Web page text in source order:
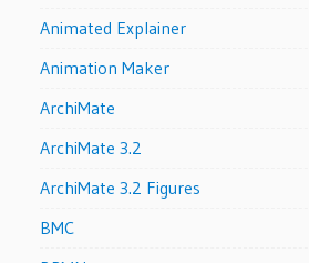
Animated Explainer
Animation Maker
ArchiMate
ArchiMate 3.2
ArchiMate 3.2 Figures
BMC